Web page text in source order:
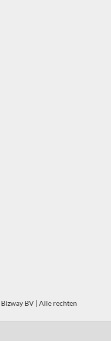
Bizway BV | Alle rechten